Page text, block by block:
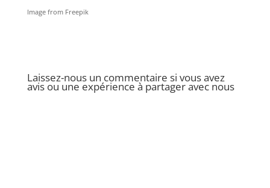
Image from Freepik
Laissez-nous un commentaire si vous avez
avis ou une expérience à partager avec nous